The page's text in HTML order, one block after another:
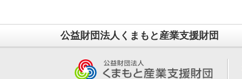
公益財団法人くまもと産業支援財団